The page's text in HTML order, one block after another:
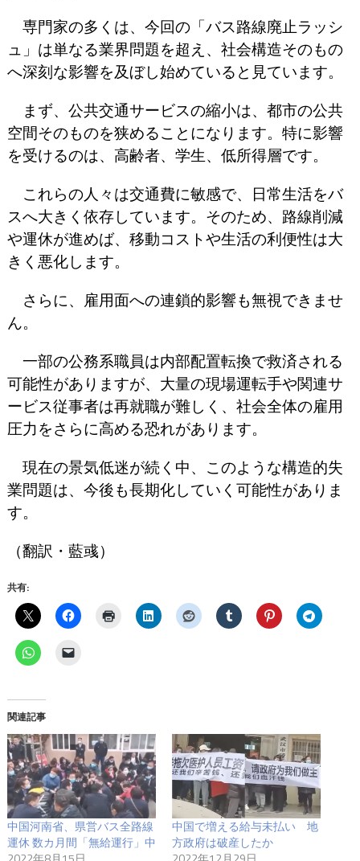
専門家の多くは、今回の「バス路線廃止ラッシ
ュ」は単なる業界問題を超え、社会構造そのもの
へ深刻な影響を及ぼし始めていると見ています。
まず、公共交通サービスの縮小は、都市の公共
空間そのものを狭めることになります。特に影響
を受けるのは、高齢者、学生、低所得層です。
これらの人々は交通費に敏感で、日常生活をバ
スへ大きく依存しています。そのため、路線削減
や運休が進めば、移動コストや生活の利便性は大
きく悪化します。
さらに、雇用面への連鎖的影響も無視できませ
ん。
一部の公務系職員は内部配置転換で救済される
可能性がありますが、大量の現場運転手や関連サ
ービス従事者は再就職が難しく、社会全体の雇用
圧力をさらに高める恐れがあります。
現在の景気低迷が続く中、このような構造的失
業問題は、今後も長期化していく可能性がありま
す。
（翻訳・藍彧）
共有:
関連記事
中国河南省、県営バス全路線
運休 数カ月間「無給運行」中
中国で増える給与未払い 地
方政府は破産したか